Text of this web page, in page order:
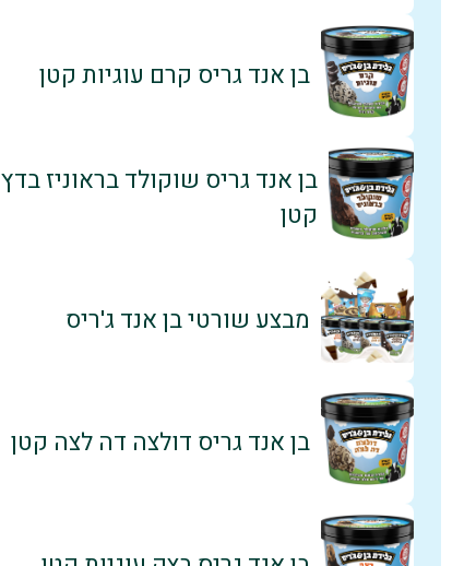
בן אנד גריס קרם עוגיות קטן
בן אנד גריס שוקולד בראוניז בדץ
קטן
מבצע שורטי בן אנד ג'ריס
בן אנד גריס דולצה דה לצה קטן